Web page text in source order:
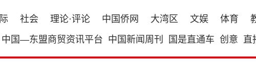
社会 理论·评论 中国侨网 大湾区 文娱 体育
中国—东盟商贸资讯平台 中国新闻周刊 国是直通车 创意 直